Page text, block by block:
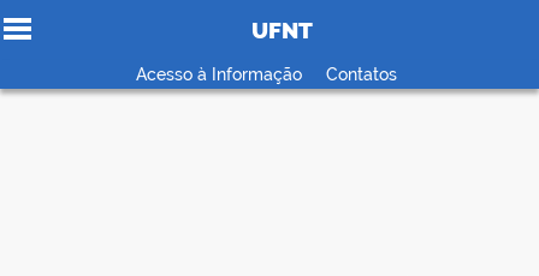
Ir para o conteúdo
UFNT
Acesso à Informação Contatos